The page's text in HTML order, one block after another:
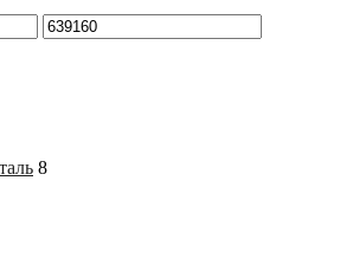
Максимальная
цена
8